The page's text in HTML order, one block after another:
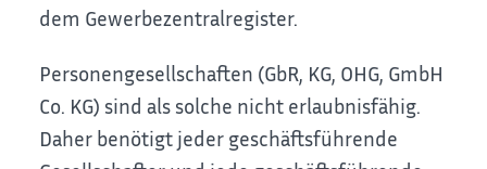
dem Gewerbezentralregister.
Personengesellschaften (GbR, KG, OHG, GmbH
Co. KG) sind als solche nicht erlaubnisfähig.
Daher benötigt jeder geschäftsführende